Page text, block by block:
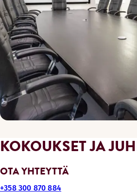
KOKOUKSET JA
OTA YHTEYTTÄ
+358 300 870 884